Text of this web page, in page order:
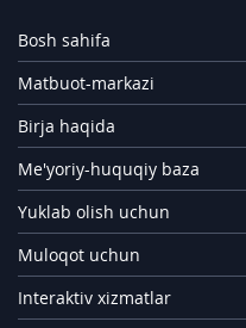
Bosh sahifa
Matbuot-markazi
Birja haqida
Me'yoriy-huquqiy baza
Yuklab olish uchun
Muloqot uchun
Interaktiv xizmatlar